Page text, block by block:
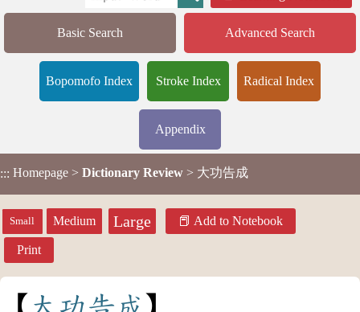
Basic Search Advanced Search
Bopomofo Index Stroke Index Radical Index
Appendix
::: Homepage > Dictionary Review > 大功告成
Small Medium Large Add to Notebook
Print
大 功告 成